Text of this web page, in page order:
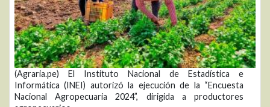
(Agraria.pe) El Instituto Nacional de Estadística e
Informática (INEI) autorizó la ejecución de la “Encuesta
Nacional Agropecuaria 2024”, dirigida a productores